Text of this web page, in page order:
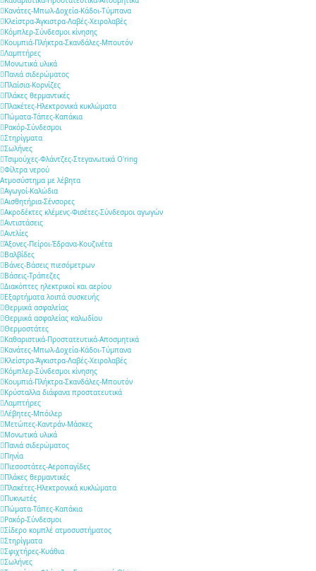
Κανάτες-Μπωλ-Δοχεία-Κάδοι-Τύμπανα
Κλείστρα-Άγκιστρα-Λαβές-Χειρολαβές
Κόμπλερ-Σύνδεσμοι κίνησης
Κουμπιά-Πλήκτρα-Σκανδάλες-Μπουτόν
Λαμπτήρες
Μονωτικά υλικά
Πανιά σιδερώματος
Πλαίσια-Κορνίζες
Πλάκες θερμαντικές
Πλακέτες-Ηλεκτρονικά κυκλώματα
Πώματα-Τάπες-Καπάκια
Ρακόρ-Σύνδεσμοι
Στηρίγματα
Σωλήνες
Τσιμούχες-Φλάντζες-Στεγανωτικά O'ring
Φίλτρα νερού
Ατμοσύστημα με λέβητα
Αγωγοί-Καλώδια
Αισθητήρια-Σένσορες
Ακροδέκτες κλέμενς-Φισέτες-Σύνδεσμοι αγωγών
Αντιστάσεις
Αντλίες
Άξονες-Πείροι-Έδρανα-Κουζινέτα
Βαλβίδες
Βάνες-Βάσεις πιεσόμετρων
Βάσεις-Τράπεζες
Διακόπτες ηλεκτρικοί και αερίου
Εξαρτήματα λοιπά συσκευής
Θερμικά ασφαλείας
Θερμικά ασφαλείας καλωδίου
Θερμοστάτες
Καθαριστικά-Προστατευτικά-Αποσμητικά
Κανάτες-Μπωλ-Δοχεία-Κάδοι-Τύμπανα
Κλείστρα-Άγκιστρα-Λαβές-Χειρολαβές
Κόμπλερ-Σύνδεσμοι κίνησης
Κουμπιά-Πλήκτρα-Σκανδάλες-Μπουτόν
Κρύσταλλα διάφανα προστατευτικά
Λαμπτήρες
Λέβητες-Μπόιλερ
Μετώπες-Καντράν-Μάσκες
Μονωτικά υλικά
Πανιά σιδερώματος
Πηνία
Πιεσοστάτες-Αεροπαγίδες
Πλάκες θερμαντικές
Πλακέτες-Ηλεκτρονικά κυκλώματα
Πυκνωτές
Πώματα-Τάπες-Καπάκια
Ρακόρ-Σύνδεσμοι
Σίδερο κομπλέ ατμοσυστήματος
Στηρίγματα
Σφιχτήρες-Κυάθια
Σωλήνες